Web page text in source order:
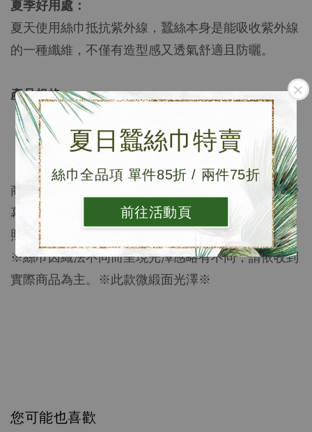
夏日蠶絲巾特賣
絲巾全品項 單件85折 / 兩件75折
前往活動頁
夏季好用處：
夏天使用絲巾抵抗紫外線，蠶絲本身是能吸收紫外線
的一種纖維，不僅有造型感又透氣舒適且防曬。
產品規格：
材質: 100%桑蠶絲
長度: 55X55cm
商品顏色以實品為準，照片皆經縝密校色，然各別螢
幕色差不盡相同，與實品較相近之顏色可參考單品
照。
※絲巾因織法不同而呈現光澤感略有不同，請依收到
實際商品為主。※此款微緞面光澤※
您可能也喜歡